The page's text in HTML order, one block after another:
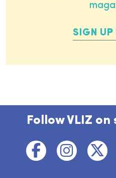
SIGN UP
Follow VLIZ